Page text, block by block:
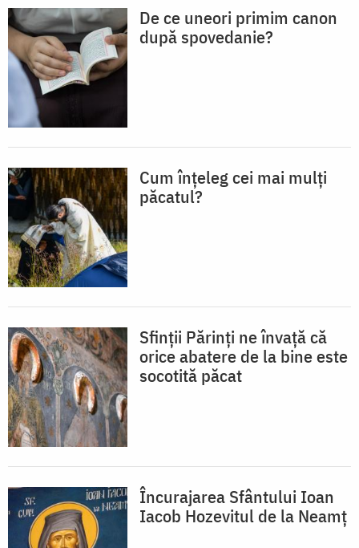
De ce uneori primim canon
după spovedanie?
Cum înțeleg cei mai mulți
păcatul?
Sfinții Părinți ne învață că
orice abatere de la bine este
socotită păcat
Încurajarea Sfântului Ioan
Iacob Hozevitul de la Neamț